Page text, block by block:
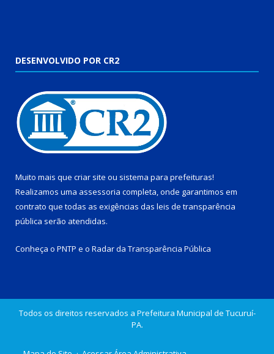
DESENVOLVIDO POR CR2
Muito mais que criar site ou sistema para prefeituras!
Realizamos uma assessoria completa, onde garantimos em
contrato que todas as exigências das leis de transparência
pública serão atendidas.
Conheça o PNTP e o Radar da Transparência Pública
Todos os direitos reservados a Prefeitura Municipal de Tucuruí-
PA.